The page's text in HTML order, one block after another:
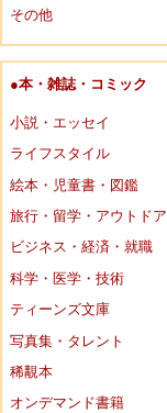
その他
●本・雑誌・コミック
小説・エッセイ
ライフスタイル
絵本・児童書・図鑑
旅行・留学・アウトドア
ビジネス・経済・就職
科学・医学・技術
ティーンズ文庫
写真集・タレント
稀覯本
オンデマンド書籍